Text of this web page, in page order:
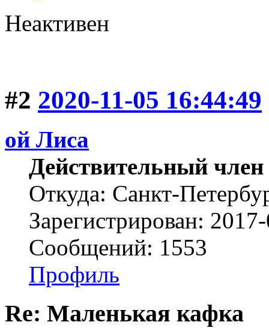
Неактивен
#2 2020-11-05 16:44:49
ой Лиса
Действительный член
Откуда: Санкт-
Зарегистрирован:
Сообщений: 1553
Профиль
Re: Маленькая кафка